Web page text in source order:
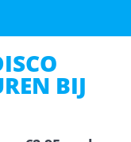
BIJ